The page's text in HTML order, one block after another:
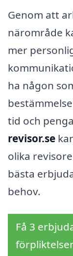
Genom att
närområde
mer
ha någon
tid och
revisor.se
olika
bästa
behov.
Få 3